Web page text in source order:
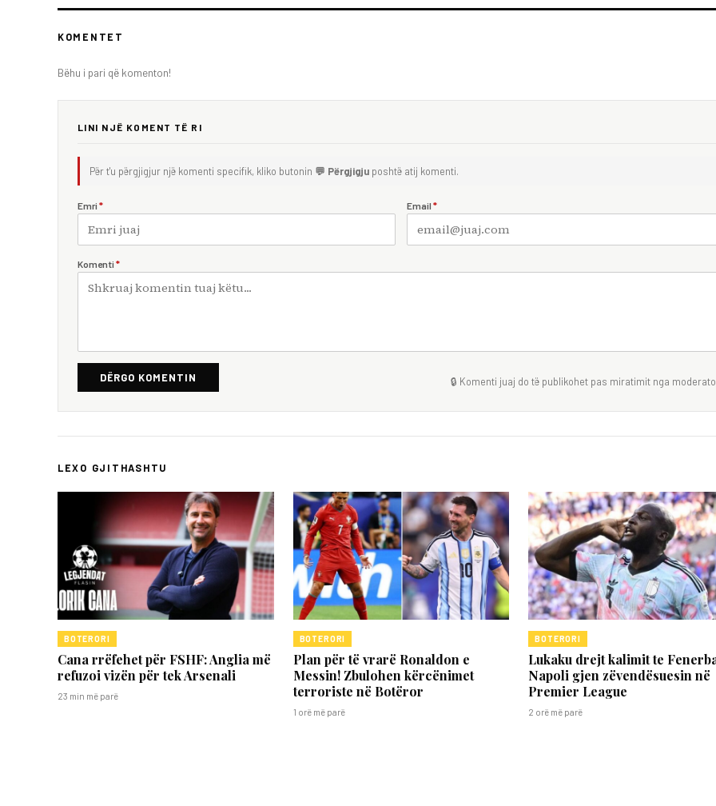
KOMENTET
Bëhu i pari që komenton!
LINI NJË KOMENT TË RI
Për t'u përgjigjur një komenti specifik, kliko butonin 💬 Përgjigju poshtë atij komenti.
Emri * Email *
Komenti *
DËRGO KOMENTIN 🔒 Komenti juaj do të publikohet pas miratimit nga
LEXO GJITHASHTU
BOTERORI
Cana rrëfehet për FSHF: Anglia më
refuzoi vizën për tek Arsenali
23 min më parë
BOTERORI
Plan për të vrarë Ronaldon e
Messin! Zbulohen kërcënimet
terroriste në Botëror
1 orë më parë
BOTERORI
Lukaku drejt kalimit te
Napoli gjen zëvendësuesin në
Premier League
2 orë më parë